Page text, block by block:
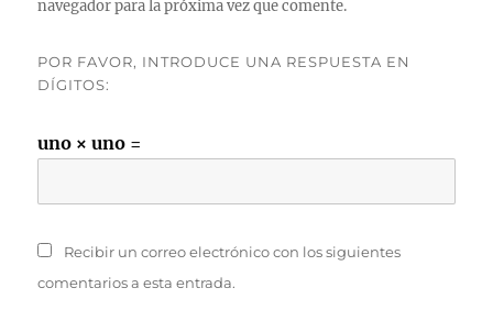
navegador para la próxima vez que comente.
POR FAVOR, INTRODUCE UNA RESPUESTA EN
DÍGITOS:
uno × uno =
Recibir un correo electrónico con los siguientes
comentarios a esta entrada.